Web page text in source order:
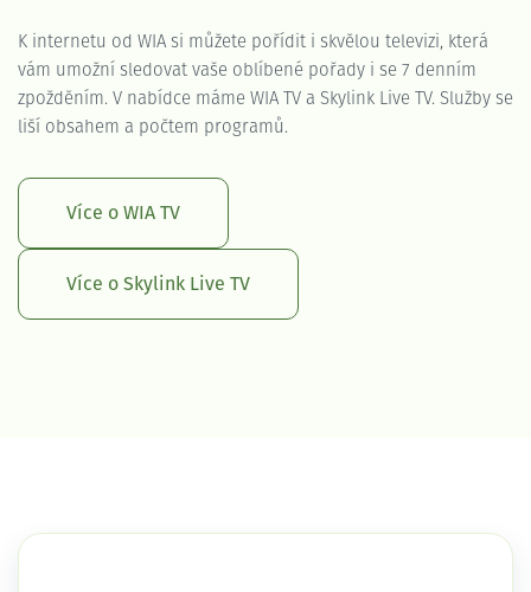
K internetu od WIA si můžete pořídit i skvělou televizi, která
vám umožní sledovat vaše oblíbené pořady i se 7 denním
zpožděním. V nabídce máme WIA TV a Skylink Live TV. Služby se
liší obsahem a počtem programů.
Více o WIA TV
Více o Skylink Live TV